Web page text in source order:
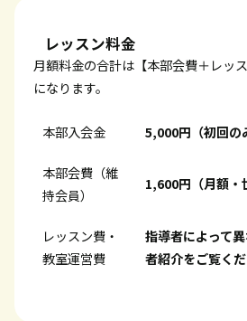
レッスン料金
月額料金の合計は【本部会費＋レッ
になります。
本部入会金 5,000円（初回の
本部会費（維
持会員）
1,600円（月額・
レッスン費・
教室運営費
指導者によって
者紹介をご覧く